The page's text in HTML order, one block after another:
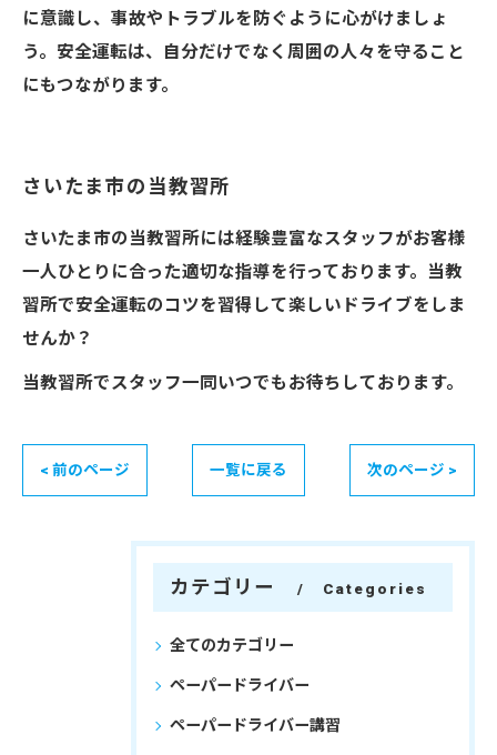
に意識し、事故やトラブルを防ぐように心がけましょ
う。安全運転は、自分だけでなく周囲の人々を守ること
にもつながります。
さいたま市の当教習所
さいたま市の当教習所には経験豊富なスタッフがお客様
一人ひとりに合った適切な指導を行っております。当教
習所で安全運転のコツを習得して楽しいドライブをしま
せんか？
当教習所でスタッフ一同いつでもお待ちしております。
< 前のページ 一覧に戻る 次のページ >
カテゴリー Categories
全てのカテゴリー
ペーパードライバー
ペーパードライバー講習